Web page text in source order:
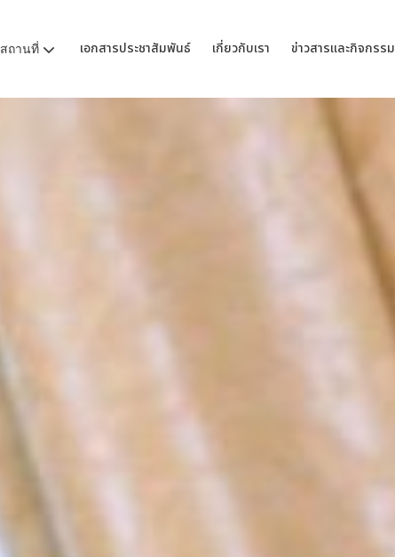
สถานที่ เอกสารประชาสัมพันธ์ เกี่ยวกับเรา ข่าวสารและกิจกรรม